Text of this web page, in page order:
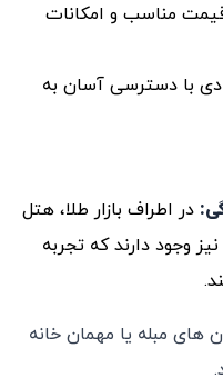
مناسب و امکانات
با دسترسی آسان به
: در اطراف بازار طلا، هتل‌
وجود دارند که تجربه
های مبله یا مهمان خانه‌